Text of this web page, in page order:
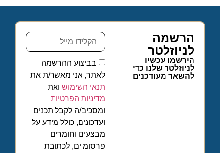
הרשמה
לניוזלטר
הירשמו עכשיו
לניוזלטר שלנו כדי
להשאר מעודכנים
בביצוע ההרשמה
לאתר, אני מאשר/ת את
תנאי השימוש ואת
מדיניות הפרטיות
ומסכים/ה לקבל תכנים
ועדכונים, כולל מידע על
מבצעים וחומרים
פרסומיים, לכתובת